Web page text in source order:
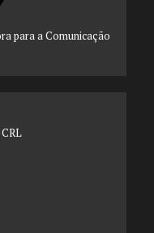
para a Comunicação